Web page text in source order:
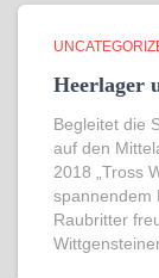
Heerlager
Begleitet die
auf den
2018 „Tross
spannendem
Raubritter